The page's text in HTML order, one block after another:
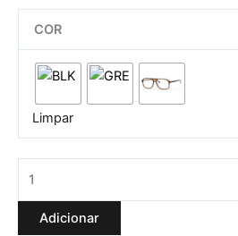
COR
Limpar
Adicionar